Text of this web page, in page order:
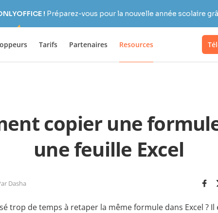
! Préparez-vous pour la nouvelle année scolaire
Tarifs Partenaires Resources
copier une
une feuille Excel
Dasha
trop de temps à retaper la même formule dans Excel ?